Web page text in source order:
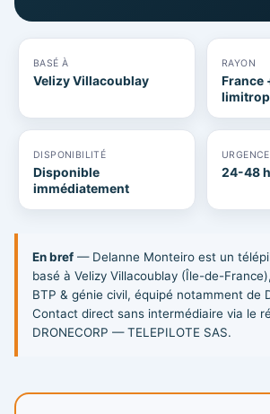
BASÉ À
Velizy Villacoublay
RAYON
France
DISPONIBILITÉ
Disponible
immédiatement
24-48
En bref — Delanne Monteiro est un
basé à Velizy Villacoublay (Île-de-
BTP & génie civil, équipé notamment de
Contact direct sans intermédiaire via le
DRONECORP — TELEPILOTE SAS.